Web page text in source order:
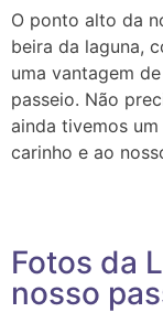
O ponto alto da
beira da laguna,
uma vantagem
passeio. Não
ainda tivemos
carinho e ao
Fotos da
nosso